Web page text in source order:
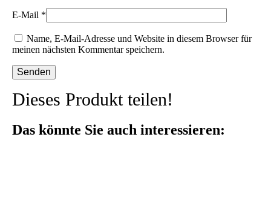
E-Mail *
Name, E-Mail-Adresse und Website in diesem Browser für
meinen nächsten Kommentar speichern.
Dieses Produkt teilen!
Das könnte Sie auch interessieren: